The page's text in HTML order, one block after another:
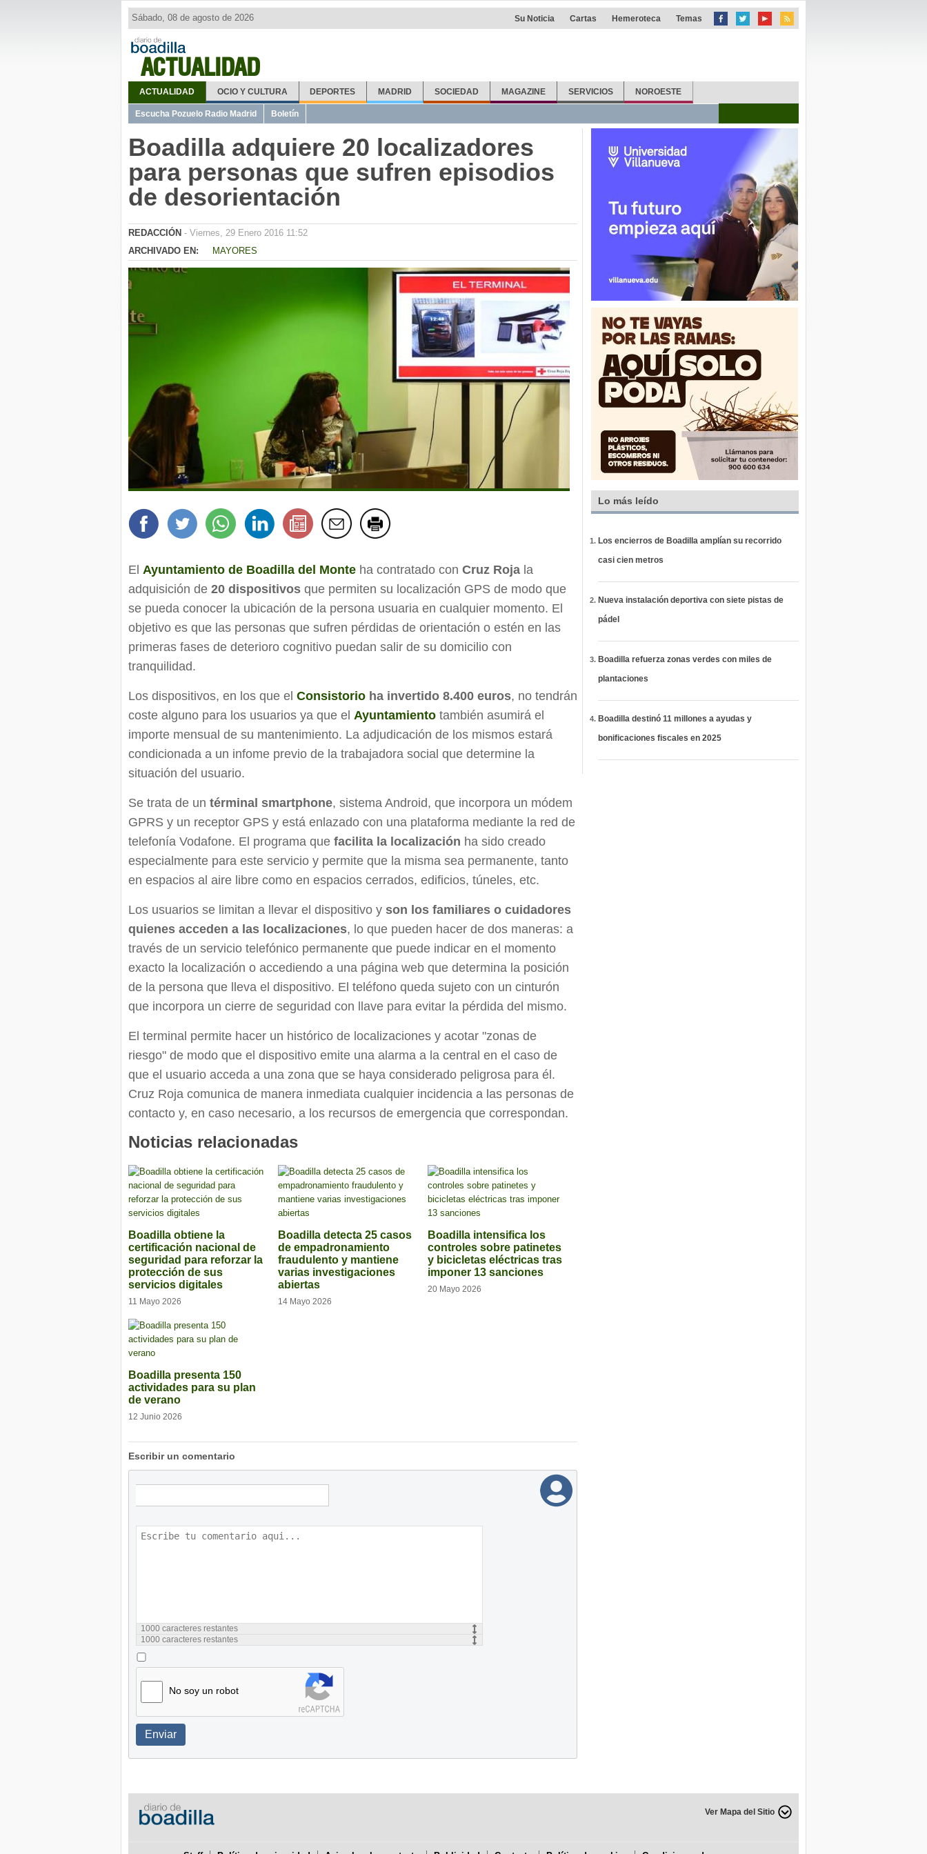
ACTUALIDAD
Sábado, 08 de agosto de 2026 Su Noticia Cartas Hemeroteca Temas
ACTUALIDAD OCIO Y CULTURA DEPORTES MADRID SOCIEDAD MAGAZINE SERVICIOS NOROESTE
Escucha Pozuelo Radio Madrid Boletín
Boadilla adquiere 20 localizadores
para personas que sufren episodios
de desorientación
REDACCIÓN - Viernes, 29 Enero 2016 11:52
ARCHIVADO EN:
MAYORES
El Ayuntamiento de Boadilla del Monte ha contratado con Cruz Roja la
adquisición de 20 dispositivos que permiten su localización GPS de modo que
se pueda conocer la ubicación de la persona usuaria en cualquier momento. El
objetivo es que las personas que sufren pérdidas de orientación o estén en las
primeras fases de deterioro cognitivo puedan salir de su domicilio con
tranquilidad.
Los dispositivos, en los que el Consistorio ha invertido 8.400 euros, no tendrán
coste alguno para los usuarios ya que el Ayuntamiento también asumirá el
importe mensual de su mantenimiento. La adjudicación de los mismos estará
condicionada a un infome previo de la trabajadora social que determine la
situación del usuario.
Se trata de un términal smartphone, sistema Android, que incorpora un módem
GPRS y un receptor GPS y está enlazado con una plataforma mediante la red de
telefonía Vodafone. El programa que facilita la localización ha sido creado
especialmente para este servicio y permite que la misma sea permanente, tanto
en espacios al aire libre como en espacios cerrados, edificios, túneles, etc.
Los usuarios se limitan a llevar el dispositivo y son los familiares o cuidadores
quienes acceden a las localizaciones, lo que pueden hacer de dos maneras: a
través de un servicio telefónico permanente que puede indicar en el momento
exacto la localización o accediendo a una página web que determina la posición
de la persona que lleva el dispositivo. El teléfono queda sujeto con un cinturón
que incorpora un cierre de seguridad con llave para evitar la pérdida del mismo.
El terminal permite hacer un histórico de localizaciones y acotar "zonas de
riesgo" de modo que el dispositivo emite una alarma a la central en el caso de
que el usuario acceda a una zona que se haya considerado peligrosa para él.
Cruz Roja comunica de manera inmediata cualquier incidencia a las personas de
contacto y, en caso necesario, a los recursos de emergencia que correspondan.
Noticias relacionadas
Boadilla obtiene la
certificación nacional de
seguridad para reforzar la
protección de sus
servicios digitales
11 Mayo 2026
Boadilla detecta 25 casos
de empadronamiento
fraudulento y mantiene
varias investigaciones
abiertas
14 Mayo 2026
Boadilla intensifica los
controles sobre patinetes
y bicicletas eléctricas tras
imponer 13 sanciones
20 Mayo 2026
Boadilla presenta 150
actividades para su plan
de verano
12 Junio 2026
Escribir un comentario
1000 caracteres restantes
1000 caracteres restantes
No soy un robot
Enviar
Lo más leído
Los encierros de Boadilla amplían su recorrido
casi cien metros
Nueva instalación deportiva con siete pistas de
pádel
Boadilla refuerza zonas verdes con miles de
plantaciones
Boadilla destinó 11 millones a ayudas y
bonificaciones fiscales en 2025
Ver Mapa del Sitio